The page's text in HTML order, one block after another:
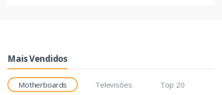
Mais Vendidos
Motherboards Televisões Top 20